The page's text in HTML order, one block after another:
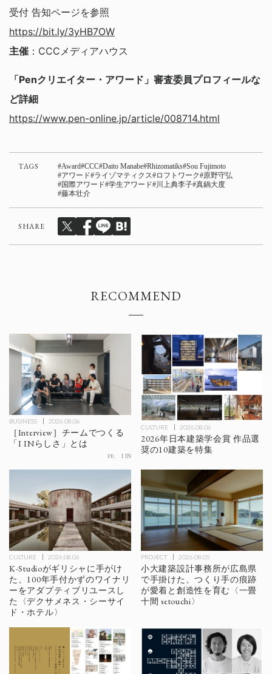
受付 告知ページを参照
https://bit.ly/3yHB7OW
主催 ：CCCメディアハウス
「Penクリエイター・アワード」審査委員プロフィールな
ど詳細
https://www.pen-online.jp/article/008714.html
TAGS Award CCC Daito Manabe Rhizomatiks Sou Fujimoto
アワード ライゾマティクス ロフトワーク
原野守弘
国際アワード 学生アワード 川上典李子 真鍋大度
藤本壮介
SHARE
RECOMMEND
BUSINESS 2026.08.06
［Interview］チームでつくる
「I INらしさ」とは
PR I IN
CULTURE 2026.08.06
2026年日本建築学会賞 作品選
奨の10建築を特集
CULTURE 2026.08.06
K-Studioがギリシャに手がけ
た、100年手付かずのワイナリ
ーをアダプティブリユースし
た〈デクサメネス・シーサイ
ド・ホテル〉
PROJECT 2026.08.05
小大建築設計事務所が広島県
で手掛けた、つくり手の痕跡
が愛着と創造性を育む〈一畳
十間 setouchi〉